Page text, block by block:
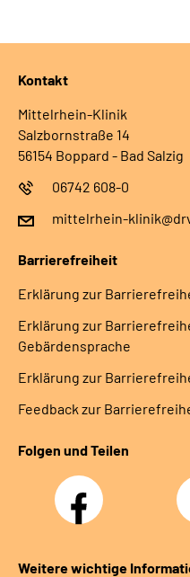
Kontakt
Mittelrhein-Klinik
Salzbornstraße 14
56154 Boppard - Bad Salzig
06742 608-0
mittelrhein-
Barrierefreiheit
Erklärung zur
Erklärung zur
Gebärdensprache
Erklärung zur
Feedback zur
Folgen und Teilen
Facebook
Weitere wichtige